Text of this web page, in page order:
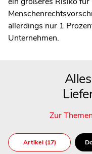
allerdings nur 1
Unternehmen.
Zur
Artikel (17)